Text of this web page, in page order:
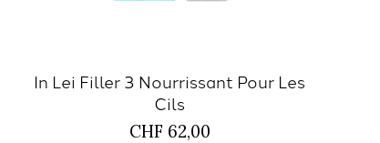
In Lei Filler 3 Nourrissant Pour Les
Cils
CHF 62,00